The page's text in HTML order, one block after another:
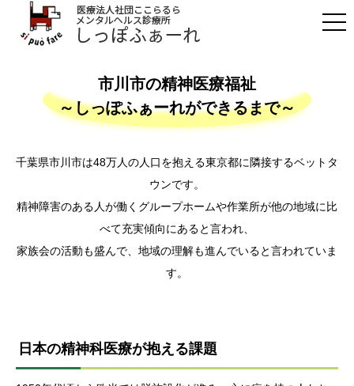
市川市の精神医療福祉
～しっぽふぁーれができるまで～
千葉県市川市は48万人の人口を抱える東京都に隣接するベットタ
ウンです。
精神障害のある人が働くグループホームや作業所が他の地域に比
べて充実傾向にあると言われ、
家族会の活動も盛んで、地域の理解も進んでいると言われていま
す。
日本の精神科医療が抱える課題